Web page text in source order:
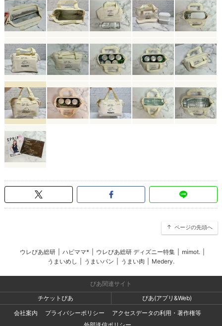
ページの先頭へ
ウレぴあ総研 ハピママ* ウレぴあ総研 ディズニー特集 mimot.
うまいめし
うまいパン うまい肉 Medery.
ぴあ関連サイト
チケットぴあ
ぴあ(アプリ&Web)
会社案内
プライバシーポリシー
アクセスデータの利用・著作権等